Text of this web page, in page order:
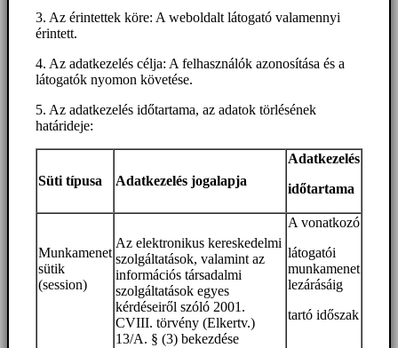
3. Az érintettek köre: A weboldalt látogató valamennyi
érintett.
4. Az adatkezelés célja: A felhasználók azonosítása és a
látogatók nyomon követése.
5. Az adatkezelés időtartama, az adatok törlésének
határideje:
Süti típusa Adatkezelés jogalapja
Adatkezelés
időtartama
Munkamenet
sütik
(session)
Az elektronikus kereskedelmi
szolgáltatások, valamint az
információs társadalmi
szolgáltatások egyes
kérdéseiről szóló 2001.
CVIII. törvény (Elkertv.)
13/A. § (3) bekezdése
A vonatkozó
látogatói
munkamenet
lezárásáig
tartó időszak